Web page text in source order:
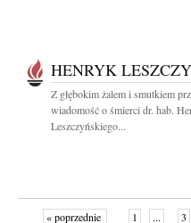
HENRYK
Z głębokim żalem i smutkiem
wiadomość o śmierci dr. hab.
Leszczyńskiego...
« poprzednie 1 ... 3